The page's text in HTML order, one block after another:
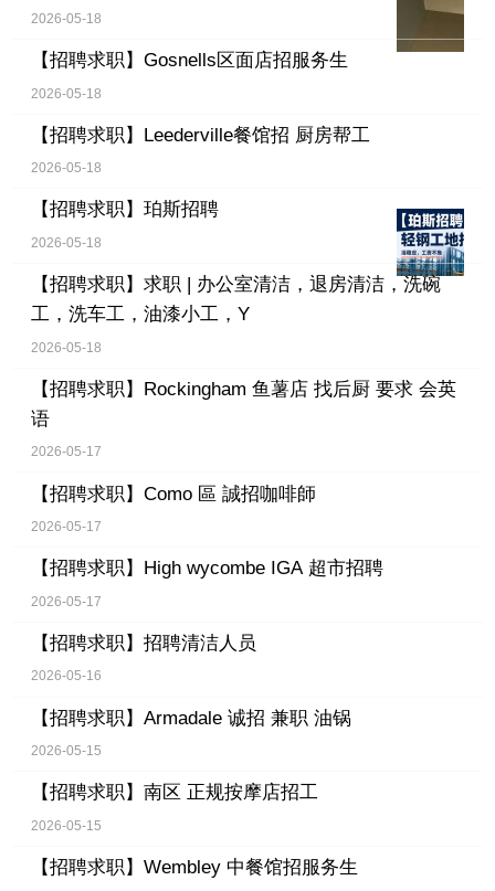
2026-05-18
【招聘求职】 Gosnells区面店招服务生
2026-05-18
【招聘求职】 Leederville餐馆招 厨房帮工
2026-05-18
【招聘求职】 珀斯招聘
2026-05-18
【招聘求职】 求职 | 办公室清洁，退房清洁，洗碗
工，洗车工，油漆小工，Y
2026-05-18
【招聘求职】 Rockingham 鱼薯店 找后厨 要求 会英
语
2026-05-17
【招聘求职】 Como 區 誠招咖啡師
2026-05-17
【招聘求职】 High wycombe IGA 超市招聘
2026-05-17
【招聘求职】 招聘清洁人员
2026-05-16
【招聘求职】 Armadale 诚招 兼职 油锅
2026-05-15
【招聘求职】 南区 正规按摩店招工
2026-05-15
【招聘求职】 Wembley 中餐馆招服务生